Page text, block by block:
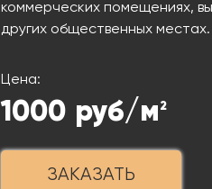
коммерческих помещениях,
других общественных местах.
Цена:
1000 руб/м2
ЗАКАЗАТЬ